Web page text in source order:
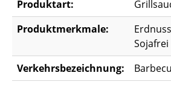
Produktart:
Produktmerkmale:
Sojafrei
Verkehrsbezeichnung: